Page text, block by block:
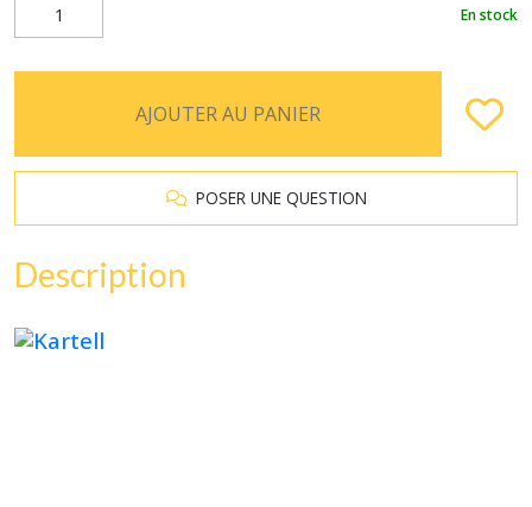
En stock
AJOUTER AU PANIER
POSER UNE QUESTION
Description